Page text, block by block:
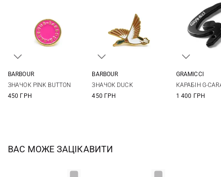
BARBOUR
ЗНАЧОК PINK BUTTON
450 ГРН
BARBOUR
ЗНАЧОК DUCK
450 ГРН
GRAMICCI
КАРАБІН G-
1 400 ГРН
ВАС МОЖЕ ЗАЦІКАВИТИ